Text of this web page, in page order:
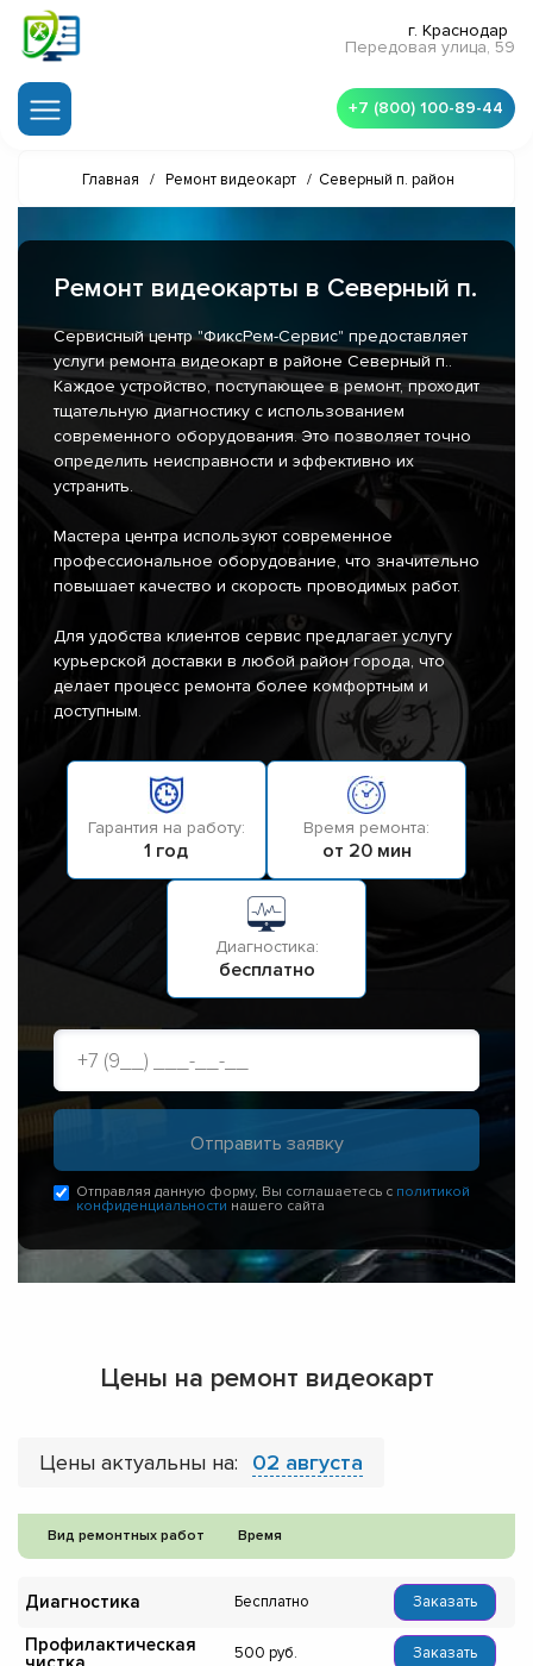
г. Краснодар
Передовая улица, 59
+7 (800) 100-89-44
Главная / Ремонт видеокарт / Северный п. район
Ремонт видеокарты в Северный п.
Сервисный центр "ФиксРем-Сервис" предоставляет
услуги ремонта видеокарт в районе Северный п..
Каждое устройство, поступающее в ремонт, проходит
тщательную диагностику с использованием
современного оборудования. Это позволяет точно
определить неисправности и эффективно их
устранить.
Мастера центра используют современное
профессиональное оборудование, что значительно
повышает качество и скорость проводимых работ.
Для удобства клиентов сервис предлагает услугу
курьерской доставки в любой район города, что
делает процесс ремонта более комфортным и
доступным.
Гарантия на работу:
1 год
Время ремонта:
от 20 мин
Диагностика:
бесплатно
Отправляя данную форму, Вы соглашаетесь с политикой
конфиденциальности нашего сайта
Цены на ремонт видеокарт
Цены актуальны на: 02 августа
Вид ремонтных работ Время
Диагностика Бесплатно Заказать
Профилактическая
500 Заказать